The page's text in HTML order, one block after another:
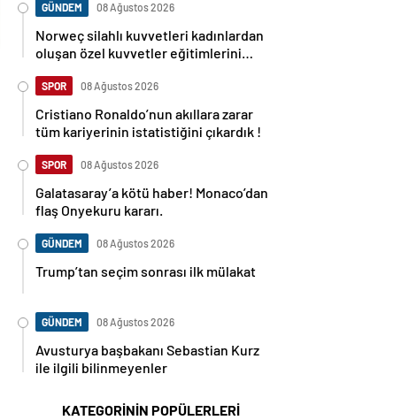
GÜNDEM 08 Ağustos 2026
Norweç silahlı kuvvetleri kadınlardan
oluşan özel kuvvetler eğitimlerini
SPOR 08 Ağustos 2026
Cristiano Ronaldo’nun akıllara zarar
tüm kariyerinin istatistiğini çıkardık !
SPOR 08 Ağustos 2026
Galatasaray’a kötü haber! Monaco’dan
flaş Onyekuru kararı.
GÜNDEM 08 Ağustos 2026
Trump’tan seçim sonrası ilk mülakat
GÜNDEM 08 Ağustos 2026
Avusturya başbakanı Sebastian Kurz
ile ilgili bilinmeyenler
KATEGORİNİN POPÜLERLERİ